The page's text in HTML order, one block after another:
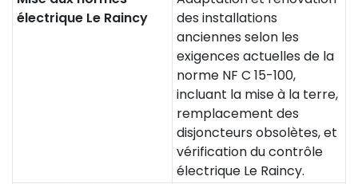
électrique Le Raincy
des installations
anciennes selon les
exigences actuelles de la
norme NF C 15-100,
incluant la mise à la terre,
remplacement des
disjoncteurs obsolètes, et
vérification du contrôle
électrique Le Raincy.